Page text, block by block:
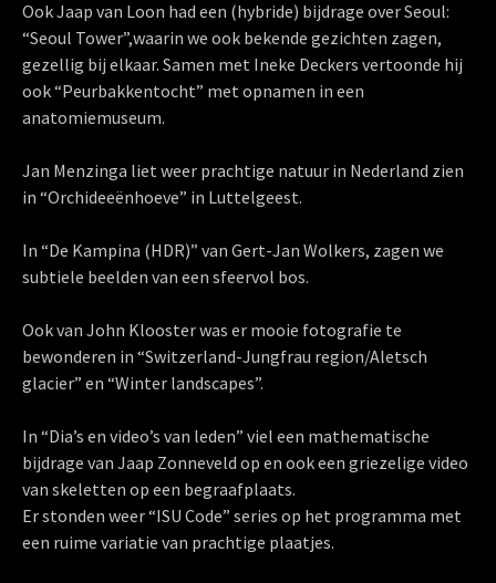
Ook Jaap van Loon had een (hybride) bijdrage over Seoul:
“Seoul Tower”,waarin we ook bekende gezichten zagen,
gezellig bij elkaar. Samen met Ineke Deckers vertoonde hij
ook “Peurbakkentocht” met opnamen in een
anatomiemuseum.
Jan Menzinga liet weer prachtige natuur in Nederland zien
in “Orchideeënhoeve” in Luttelgeest.
In “De Kampina (HDR)” van Gert-Jan Wolkers, zagen we
subtiele beelden van een sfeervol bos.
Ook van John Klooster was er mooie fotografie te
bewonderen in “Switzerland-Jungfrau region/Aletsch
glacier” en “Winter landscapes”.
In “Dia’s en video’s van leden” viel een mathematische
bijdrage van Jaap Zonneveld op en ook een griezelige video
van skeletten op een begraafplaats.
Er stonden weer “ISU Code” series op het programma met
een ruime variatie van prachtige plaatjes.